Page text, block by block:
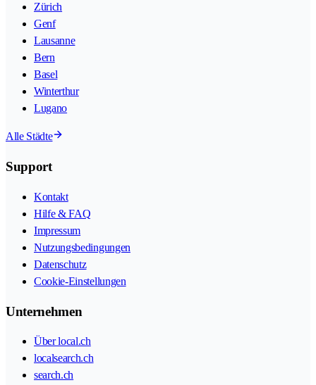
Zürich
Genf
Lausanne
Bern
Basel
Winterthur
Lugano
Alle Städte
Support
Kontakt
Hilfe & FAQ
Impressum
Nutzungsbedingungen
Datenschutz
Cookie-Einstellungen
Unternehmen
Über local.ch
localsearch.ch
search.ch